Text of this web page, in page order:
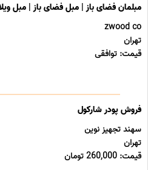
مبلمان فضای باز | مبل فضای باز | مبل
zwood co
تهران
قیمت: توافقی
فروش پودر شارکول
سهند تجهیز نوین
تهران
قیمت: 260,000 تومان